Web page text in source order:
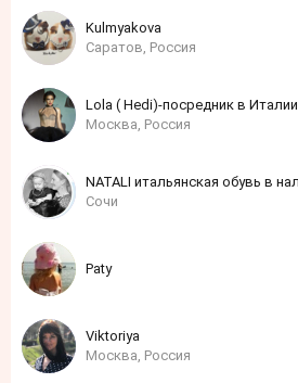
Kulmyakova
Саратов, Россия
Lola ( Hedi)-посредник в Италии
Москва, Россия
Сочи
Paty
Viktoriya
Москва, Россия